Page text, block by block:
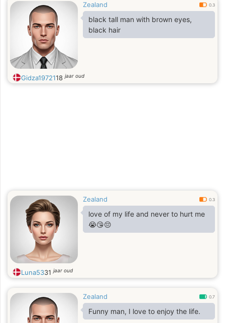
Zealand 0.3
black tall man with brown eyes,
black hair
Gidza1972118jaar oud
Zealand 0.3
love of my life and never to hurt me
😭😘😔
Luna5331jaar oud
Zealand 0.7
Funny man, I love to enjoy the life.